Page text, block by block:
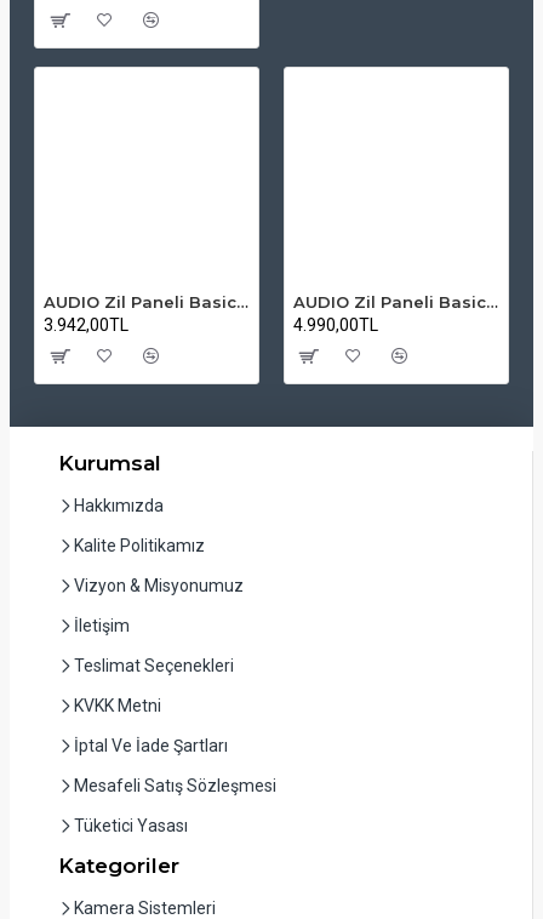
AUDIO Zil Paneli Basic Hpli Çift Buton 14'lü Sesli Apartman Diafon Kapı Paneli
3.942,00TL
AUDIO Zil Paneli Basic Hpli Çift Buton 20'li Sesli Apartman Diafon Kapı Paneli
4.990,00TL
Kurumsal
Hakkımızda
Kalite Politikamız
Vizyon & Misyonumuz
İletişim
Teslimat Seçenekleri
KVKK Metni
İptal Ve İade Şartları
Mesafeli Satış Sözleşmesi
Tüketici Yasası
Kategoriler
Kamera Sistemleri